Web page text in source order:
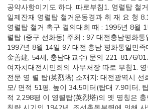
공약사항이기도 하다. 따로부침1. 영렬탑 철
일제잔재 영렬탑 철거운동경과 취 재 요 청
영렬탑 철거 촉구 결의대회 때 : 1995년 8월
렬탑 (중구 선화동) 주최 : 97 대전충남평화
1997년 8월 14일 97 대전·층남 평화통일민
金善建, 54세, 충남대교수) 문의 221-8176/
여자치대전시민회의 사무처장 따로 부침1.
전문 영 렬 탑(英烈塔) 소재지: 대전광역시 선
모/ 면적 51평, 높이 34.5미터(탑대 7.9미터,
적 2,298평 이 영렬탑(英烈塔)의 옛 명칭은